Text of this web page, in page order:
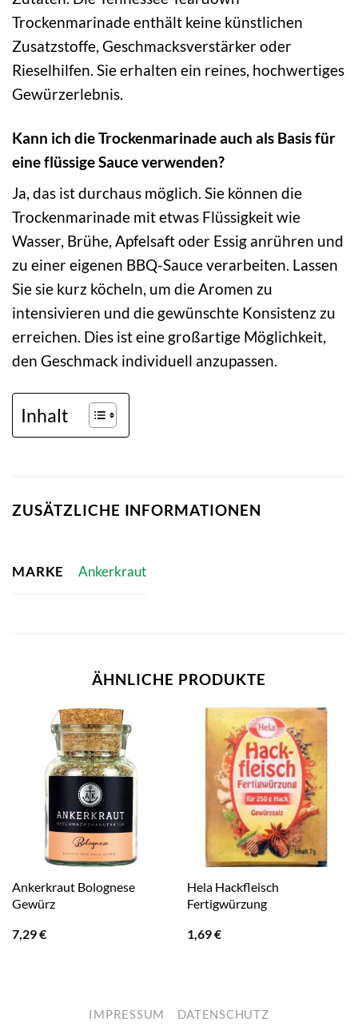
Trockenmarinade enthält keine künstlichen
Zusatzstoffe, Geschmacksverstärker oder
Rieselhilfen. Sie erhalten ein reines, hochwertiges
Gewürzerlebnis.
Kann ich die Trockenmarinade auch als Basis für
eine flüssige Sauce verwenden?
Ja, das ist durchaus möglich. Sie können die
Trockenmarinade mit etwas Flüssigkeit wie
Wasser, Brühe, Apfelsaft oder Essig anrühren und
zu einer eigenen BBQ-Sauce verarbeiten. Lassen
Sie sie kurz köcheln, um die Aromen zu
intensivieren und die gewünschte Konsistenz zu
erreichen. Dies ist eine großartige Möglichkeit,
den Geschmack individuell anzupassen.
Inhalt
ZUSÄTZLICHE INFORMATIONEN
MARKE Ankerkraut
ÄHNLICHE PRODUKTE
Ankerkraut Bolognese
Gewürz
7,29€
Hela Hackfleisch
Fertigwürzung
1,69€
IMPRESSUM DATENSCHUTZ